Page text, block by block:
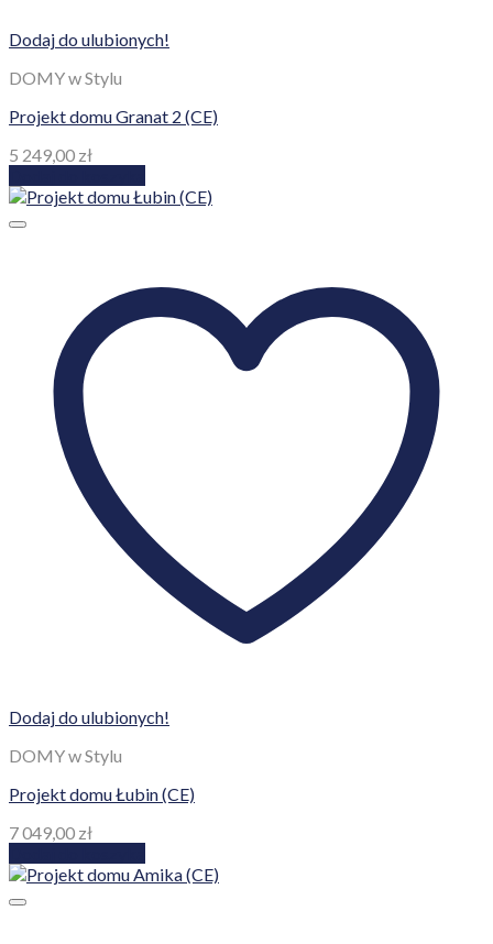
Dodaj do ulubionych!
DOMY w Stylu
Projekt domu Granat 2 (CE)
5 249,00 zł
Dodaj do ulubionych!
DOMY w Stylu
Projekt domu Łubin (CE)
7 049,00 zł